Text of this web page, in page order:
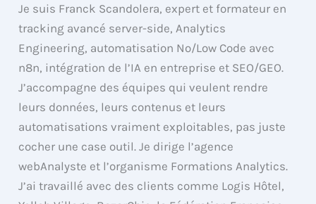
Je suis Franck Scandolera, expert et formateur en
tracking avancé server-side, Analytics
Engineering, automatisation No/Low Code avec
n8n, intégration de l’IA en entreprise et SEO/GEO.
J’accompagne des équipes qui veulent rendre
leurs données, leurs contenus et leurs
automatisations vraiment exploitables, pas juste
cocher une case outil. Je dirige l’agence
webAnalyste et l’organisme Formations Analytics.
J’ai travaillé avec des clients comme Logis Hôtel,